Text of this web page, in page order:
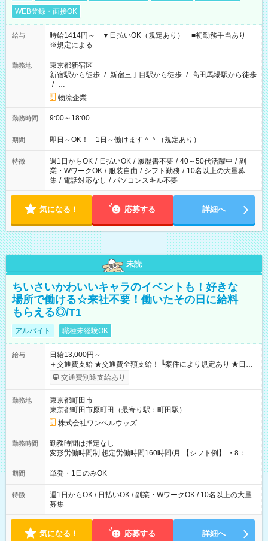
WEB登録・面接OK
給与
時給1414円～ ▼日払いOK（規定あり） ■初勤務手当あり
※規定による
勤務地
東京都新宿区
新宿駅から徒歩 / 新宿三丁目駅から徒歩 / 高田馬場駅から徒歩
/ …
物流企業
勤務時間 9:00～18:00
期間 即日～OK！ 1日～働けます＾＾（規定あり）
特徴 週1日からOK / 日払いOK / 履歴書不要 / 40～50代活躍中 / 副
業・WワークOK / 服装自由 / シフト勤務 / 10名以上の大量募
集 / 電話対応なし / パソコンスキル不要
気になる！ 応募する 詳細へ
未読
ちいさいかわいいキャラのイベントも！好きな
場所で働ける☆来社不要！働いたその日に給料
もらえる◎/T1
アルバイト 職種未経験OK
給与
日給13,000円～
＋交通費支給 ★交通費全額支給！ ┗案件により規定あり ★日払
いOK！（規定あり） ┗働いたその日に現金GET♪ お仕事後はコ
ンビニATMから 日払い分を引き落とせます！ 【試用期間】試
交通費別途支給あり
勤務地
東京都町田市
東京都町田市原町田（最寄り駅：町田駅）
株式会社ワンベルウッズ
勤務時間
勤務時間は指定なし
変形労働時間制 想定労働時間160時間/月 【シフト例】 ・8：00
～21：00
期間 単発・1日のみOK
特徴
週1日からOK / 日払いOK / 副業・WワークOK / 10名以上の大量
募集
気になる！ 応募する 詳細へ